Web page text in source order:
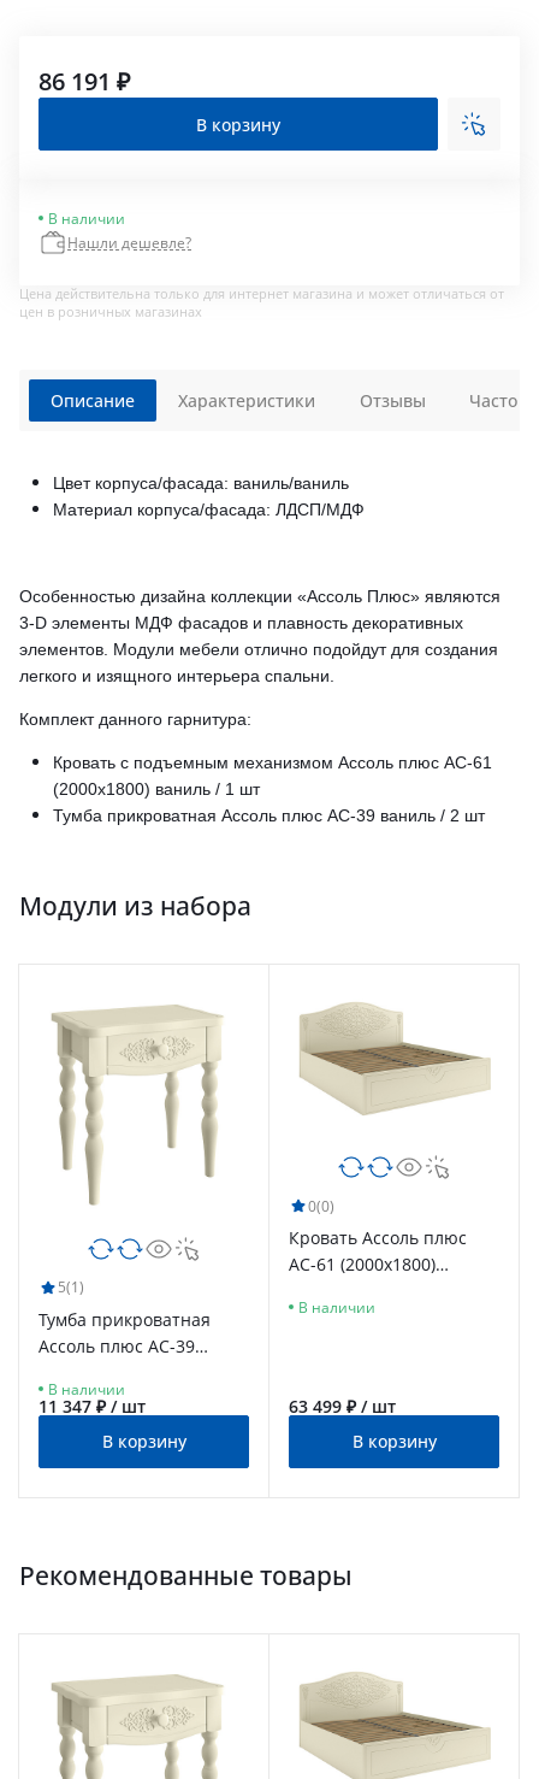
86 191 ₽
В корзину
В наличии
Нашли дешевле?
Цена действительна только для интернет магазина и может отличаться от
цен в розничных магазинах
Описание
Цвет корпуса/фасада: ваниль/ваниль
Материал корпуса/фасада: ЛДСП/МДФ
Особенностью дизайна коллекции «Ассоль Плюс» являются
3-D элементы МДФ фасадов и плавность декоративных
элементов. Модули мебели отлично подойдут для создания
легкого и изящного интерьера спальни.
Комплект данного гарнитура:
Кровать с подъемным механизмом Ассоль плюс АС-61
(2000х1800) ваниль / 1 шт
Тумба прикроватная Ассоль плюс АС-39 ваниль / 2 шт
Характеристики Отзывы Часто
Модули из набора
5(1)
Тумба прикроватная
Ассоль плюс АС-39
В наличии
11 347 ₽ / шт
В корзину
0(0)
Кровать Ассоль плюс
АС-61 (2000х1800)
В наличии
63 499 ₽ / шт
В корзину
Рекомендованные товары